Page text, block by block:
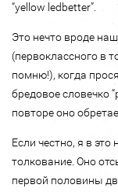
“yellow ledbetter”.
Это нечто вроде
(первоклассного в
помню!), когда
бредовое словечко
повторе оно
Если честно, я в
толкование. Оно
первой половины